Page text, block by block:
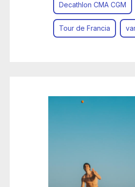
Decathlon CMA CGM
Tour de Francia